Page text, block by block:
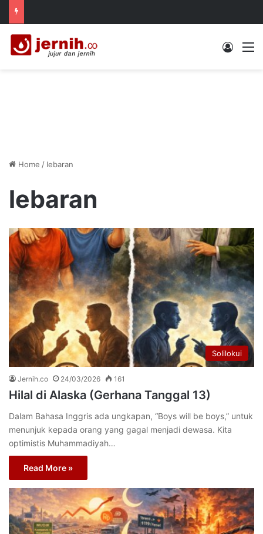
Log In
Home / lebaran
lebaran
Solilokui
Jernih.co 24/03/2026 161
Hilal di Alaska (Gerhana Tanggal 13)
Dalam Bahasa Inggris ada ungkapan, “Boys will be boys,” untuk
menunjuk kepada orang yang gagal menjadi dewasa. Kita
optimistis Muhammadiyah…
Read More »